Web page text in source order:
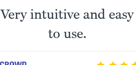
Very intuitive and easy
to use.